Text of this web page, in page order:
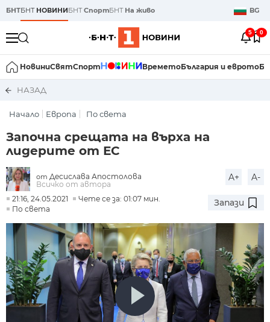
БНТБНТ НОВИНИБНТСпортБНТ На живо BG
5 0
НовиниСвятСпорт ВреметоБългария и еврото
НАЗАД
Начало Европа По света
Започна срещата на върха на
лидерите от ЕС
от Десислава Апостолова
Всичко от автора
A+ A-
21:16, 24.05.2021
Чете се за: 01:07 мин.
По света
Запази